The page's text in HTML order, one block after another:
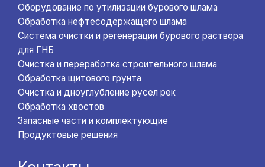
Оборудование по утилизации бурового шлама
Обработка нефтесодержащего шлама
Система очистки и регенерации бурового раствора
для ГНБ
Очистка и переработка строительного шлама
Обработка щитового грунта
Очистка и дноуглубление русел рек
Обработка хвостов
Запасные части и комплектующие
Продуктовые решения